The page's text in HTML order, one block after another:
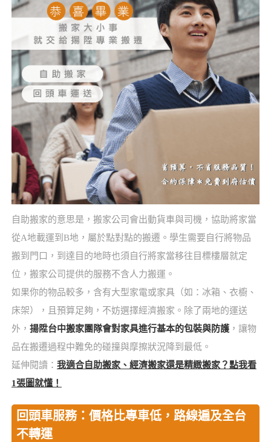
自助搬家的意思是，搬家公司會出動貨車與司機，協助將家當
從A地載運到B地，屬於點對點的搬遷。學生需要自行將物品
搬到門口，到達目的地時也須自行將家當移往目標樓層就定
位，搬家公司提供的服務不含人力搬運。
如果你的物品較多，含有大型家電或家具（如：冰箱、衣櫥、
床架），且預算足夠，不妨選擇經濟搬家。除了兩地的運送
外， 揚陞台中搬家團隊會對家具進行基本的包裝與防護，讓物
品在搬遷過程中難免的碰撞與摩擦狀況降到最低。
延伸閱讀： 我適合自助搬家、經濟搬家還是精緻搬家？點我看
1張圖就懂！
回頭車服務：價格比專車低，路線遍及全台
不轉運